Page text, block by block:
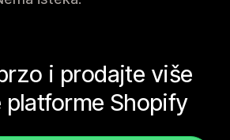
i prodajte više
platforme Shopify